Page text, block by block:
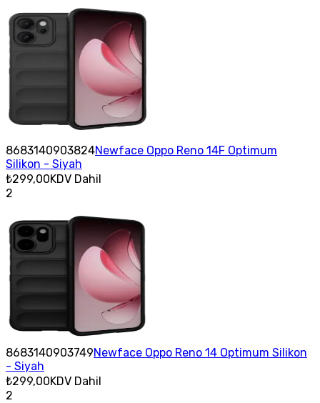
8683140903824Newface Oppo Reno 14F Optimum
Silikon - Siyah
₺299,00KDV Dahil
2
8683140903749Newface Oppo Reno 14 Optimum Silikon
- Siyah
₺299,00KDV Dahil
2